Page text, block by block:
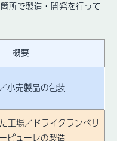
箇所で製造・開発を行って
概要
小売製品の包装
工場／ドライクランベリ
ピューレの製造